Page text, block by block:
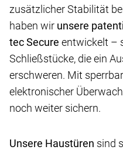
zusätzlicher Stabilität
haben wir unsere
tec Secure entwickelt –
Schließstücke, die ein
erschweren. Mit
elektronischer
noch weiter sichern.
Unsere Haustüren sind